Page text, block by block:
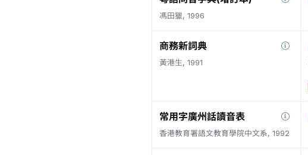
馮田獵, 1996
商務新詞典
黃港生, 1991
常用字廣州話讀音表
香港教育署語文教育學院中文系, 1992